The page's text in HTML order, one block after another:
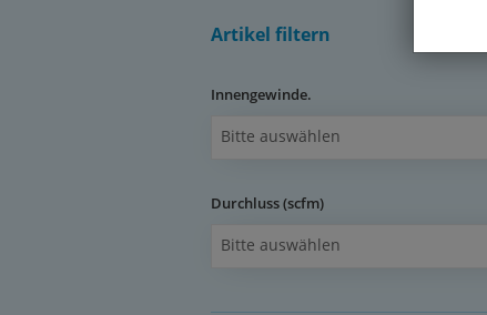
Artikel filtern
Innengewinde.
Bitte auswählen
Durchluss (scfm)
Bitte auswählen